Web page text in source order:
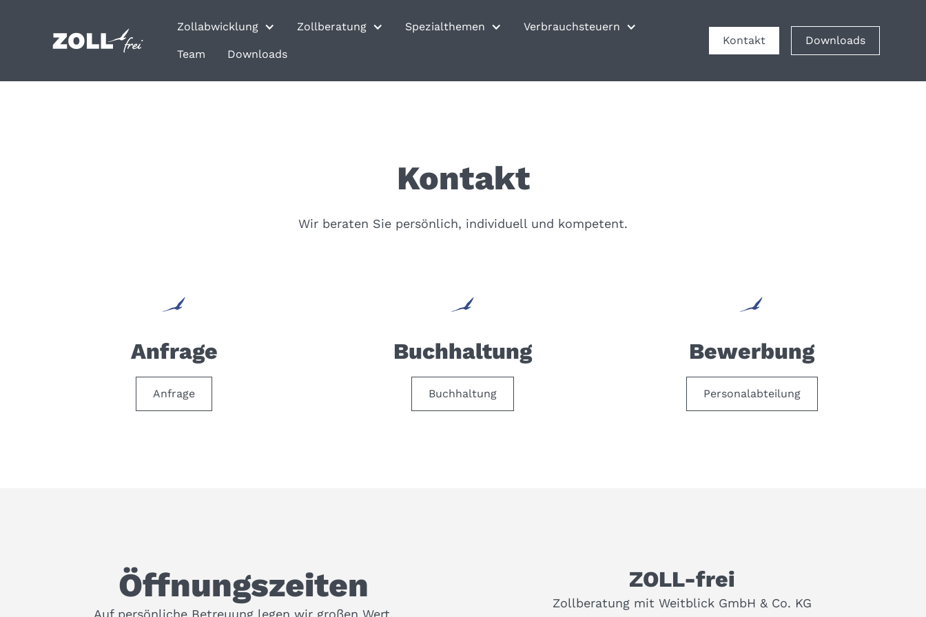
Zollabwicklung Zollberatung Spezialthemen Verbrauchsteuern
Team Downloads
Kontakt Downloads
Kontakt
Wir beraten Sie persönlich, individuell und kompetent.
Anfrage
Anfrage
Buchhaltung
Buchhaltung
Bewerbung
Personalabteilung
Öffnungszeiten ZOLL-frei
Zollberatung mit Weitblick GmbH & Co. KG